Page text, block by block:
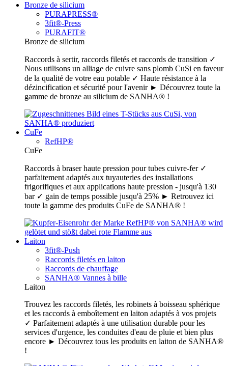
Bronze de silicium
PURAPRESS®
3fit®-Press
PURAFIT®
Bronze de silicium
Raccords à sertir, raccords filetés et raccords de transition ✓
Nous utilisons un alliage de cuivre sans plomb CuSi en faveur
de la qualité de votre eau potable ✓ Haute résistance à la
dézincification et sécurité pour l'avenir ► Découvrez toute la
gamme de bronze au silicium de SANHA® !
CuFe
RefHP®
CuFe
Raccords à braser haute pression pour tubes cuivre-fer ✓
parfaitement adaptés aux tuyauteries des installations
frigorifiques et aux applications haute pression - jusqu'à 130
bar ✓ gain de temps possible jusqu'à 25% ► Retrouvez ici
toute la gamme des produits CuFe de SANHA® !
Laiton
3fit®-Push
Raccords filetés en laiton
Raccords de chauffage
SANHA® Vannes à bille
Laiton
Trouvez les raccords filetés, les robinets à boisseau sphérique
et les raccords à emboîtement en laiton adaptés à vos projets
✓ Parfaitement adaptés à une utilisation durable pour les
services d'urgence, les conduites d'eau de pluie et bien plus
encore ► Découvrez tous les produits en laiton de SANHA®
!